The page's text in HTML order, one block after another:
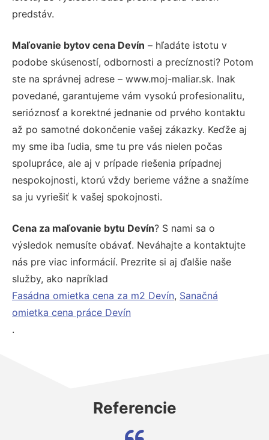
predstáv.
Maľovanie bytov cena Devín – hľadáte istotu v
podobe skúseností, odbornosti a precíznosti? Potom
ste na správnej adrese – www.moj-maliar.sk. Inak
povedané, garantujeme vám vysokú profesionalitu,
serióznosť a korektné jednanie od prvého kontaktu
až po samotné dokončenie vašej zákazky. Keďže aj
my sme iba ľudia, sme tu pre vás nielen počas
spolupráce, ale aj v prípade riešenia prípadnej
nespokojnosti, ktorú vždy berieme vážne a snažíme
sa ju vyriešiť k vašej spokojnosti.
Cena za maľovanie bytu Devín? S nami sa o
výsledok nemusíte obávať. Neváhajte a kontaktujte
nás pre viac informácií. Prezrite si aj ďalšie naše
služby, ako napríklad
Fasádna omietka cena za m2 Devín, Sanačná
omietka cena práce Devín
.
Referencie